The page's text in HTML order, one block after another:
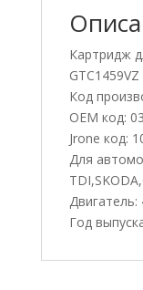
Картридж
GTC1459VZ
Код
OEM код:
Jrone код:
Для
Год